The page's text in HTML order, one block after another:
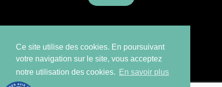
Ce site utilise des cookies. En poursuivant
votre navigation sur le site, vous acceptez
notre utilisation des cookies.
En savoir plus